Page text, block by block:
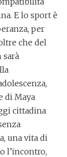
E lo sport è
per
che del
sarà
di Maya
cittadina
una vita di
l’incontro,